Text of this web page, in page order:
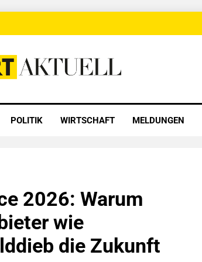
POLITIK WIRTSCHAFT MELDUNGEN
2026: Warum
wie
die Zukunft